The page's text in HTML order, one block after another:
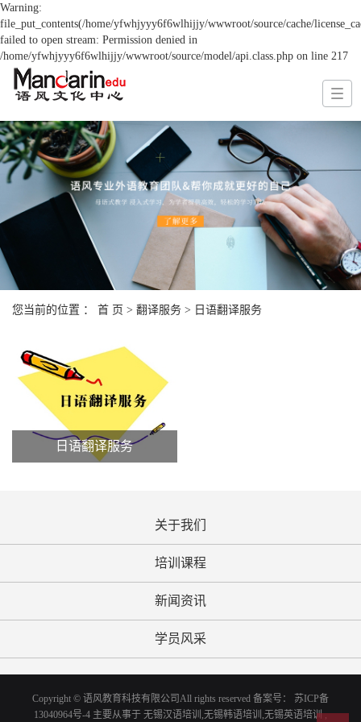
Warning:
file_put_contents(/home/yfwhjyyy6f6wlhijjy/wwwroot/source/cache/
failed to open stream: Permission denied in
/home/yfwhjyyy6f6wlhijjy/wwwroot/source/model/api.class.php on line 217
您当前的位置 ： 首 页 > 翻译服务 > 日语翻译服务
日语翻译服务
关于我们
培训课程
新闻资讯
学员风采
Copyright © 语风教育科技有限公司All rights reserved 备案号： 苏ICP备
13040964号-4 主要从事于 无锡汉语培训 ,无锡韩语培训 ,无锡英语培训,